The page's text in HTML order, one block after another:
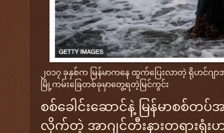
၂၀၁၇ ခုနှစ်က မြန်မာကနေ ထွက်ပြေးလာတဲ့ ရိုဟင်ဂျ
မြို့ကမ်းခြေတစ်ခုမှာတွေ့ရတဲ့မြင်ကွင်း
စစ်ခေါင်းဆောင်နဲ့ မြန်မာစစ်
လိုက်တဲ့ အာဂျင်တီးနားတရားရုံး